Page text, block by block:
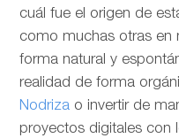
cuál fue el origen de
como muchas otras en
forma natural y
realidad de forma
Nodriza o invertir de
proyectos digitales con